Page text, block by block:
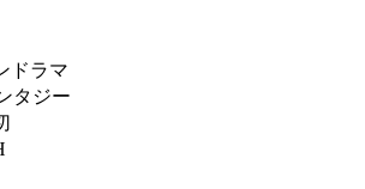
ドラマ
タジー